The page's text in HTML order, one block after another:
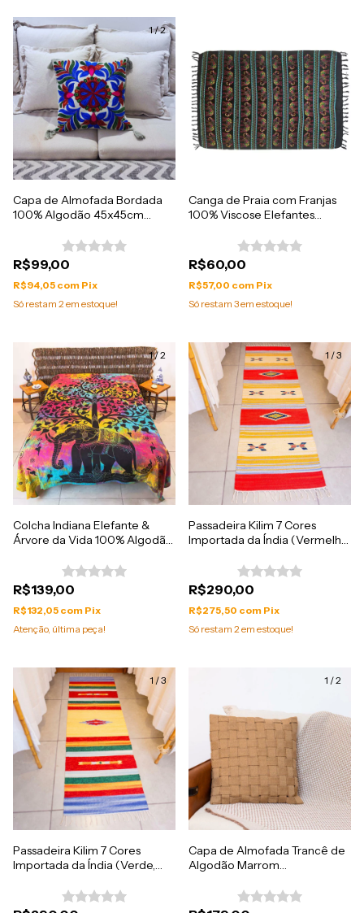
1/2
Capa de Almofada Bordada
100% Algodão 45x45cm
R$99,00
R$94,05 com Pix
Só restam 2em estoque!
Canga de Praia com Franjas
100% Viscose Elefantes
R$60,00
R$57,00 com Pix
Só restam 3em estoque!
1/2
Colcha Indiana Elefante &
Árvore da Vida 100% Algodão
R$139,00
R$132,05 com Pix
Atenção, última peça!
1 /3
Passadeira Kilim 7 Cores
Importada da Índia (Vermelho,
R$290,00
R$275,50 com Pix
Só restam 2em estoque!
1 /3
Passadeira Kilim 7 Cores
Importada da Índia (Verde,
1 /2
Capa de Almofada Trancê de
Algodão Marrom